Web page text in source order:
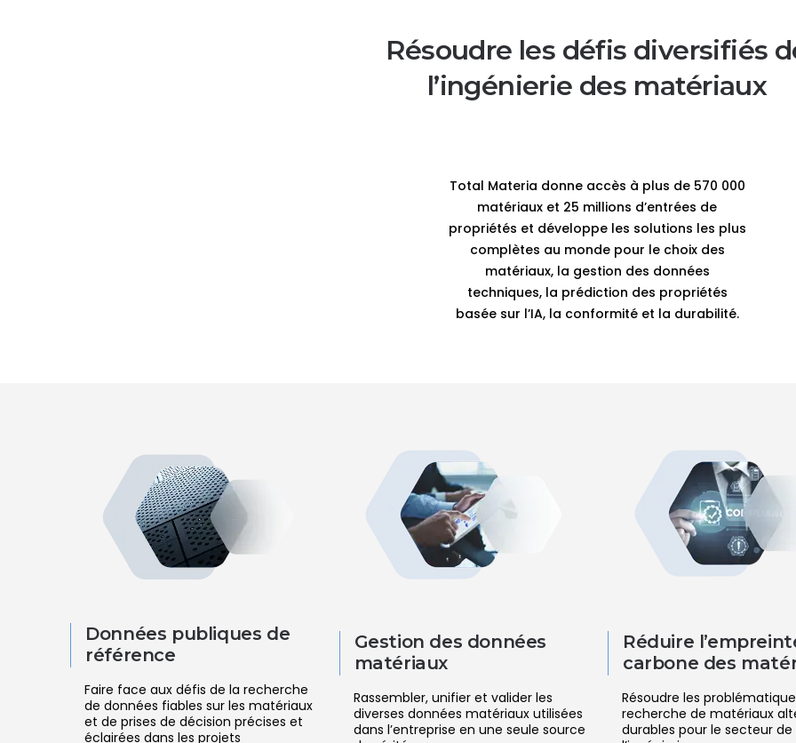
Résoudre les défis diversifiés
l’ingénierie des matériaux
Total Materia donne accès à plus de 570 000
matériaux et 25 millions d’entrées de
propriétés et développe les solutions les plus
complètes au monde pour le choix des
matériaux, la gestion des données
techniques, la prédiction des propriétés
basée sur l’IA, la conformité et la durabilité.
Données publiques de
référence
Faire face aux défis de la recherche
de données fiables sur les matériaux
et de prises de décision précises et
éclairées dans les projets
Gestion des données
matériaux
Rassembler, unifier et valider les
diverses données matériaux utilisées
dans l’entreprise en une seule source
Réduire
carbone des
Résoudre les
recherche de matériaux
durables pour le secteur de